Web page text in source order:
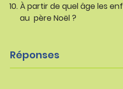
À partir de quel âge les
au père Noël ?
Réponses